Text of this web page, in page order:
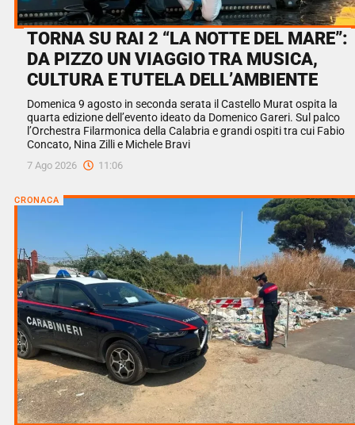
TORNA SU RAI 2 “LA NOTTE DEL MARE”:
DA PIZZO UN VIAGGIO TRA MUSICA,
CULTURA E TUTELA DELL’AMBIENTE
Domenica 9 agosto in seconda serata il Castello Murat ospita la
quarta edizione dell’evento ideato da Domenico Gareri. Sul palco
l’Orchestra Filarmonica della Calabria e grandi ospiti tra cui Fabio
Concato, Nina Zilli e Michele Bravi
7 Ago 2026 11:06
CRONACA